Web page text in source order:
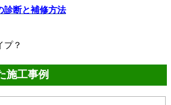
診断と補修方法
プ？
施工事例